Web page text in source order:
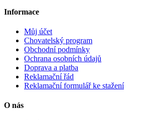
Informace
Můj účet
Chovatelský program
Obchodní podmínky
Ochrana osobních údajů
Doprava a platba
Reklamační řád
Reklamační formulář ke stažení
O nás